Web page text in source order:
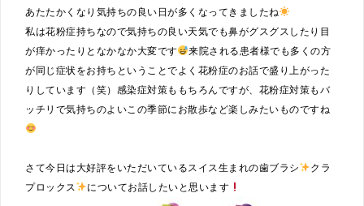
あたたかくなり気持ちの良い日が多くなってきましたね
私は花粉症持ちなので気持ちの良い天気でも鼻がグスグスしたり目
が痒かったりとなかなか大変です
来院される患者様でも多くの方
が同じ症状をお持ちということでよく花粉症のお話で盛り上がった
りしています（笑）感染症対策ももちろんですが、花粉症対策もバ
ッチリで気持ちのよいこの季節にお散歩など楽しみたいものですね
さて今日は大好評をいただいているスイス生まれの歯ブラシ
クラ
プロックス
についてお話したいと思います